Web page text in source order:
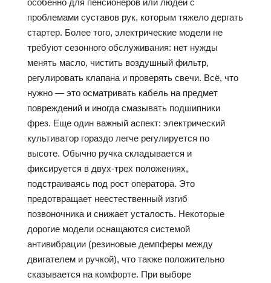
проблемами суставов рук, которым тяжело дергать
стартер. Более того, электрические модели не
требуют сезонного обслуживания: нет нужды
менять масло, чистить воздушный фильтр,
регулировать клапана и проверять свечи. Всё, что
нужно — это осматривать кабель на предмет
повреждений и иногда смазывать подшипники
фрез. Еще один важный аспект: электрический
культиватор гораздо легче регулируется по
высоте. Обычно ручка складывается и
фиксируется в двух-трех положениях,
подстраиваясь под рост оператора. Это
предотвращает неестественный изгиб
позвоночника и снижает усталость. Некоторые
дорогие модели оснащаются системой
антивибрации (резиновые демпферы между
двигателем и ручкой), что также положительно
сказывается на комфорте. При выборе